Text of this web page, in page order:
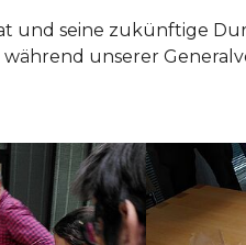
und seine zukünftige
während unserer
Show